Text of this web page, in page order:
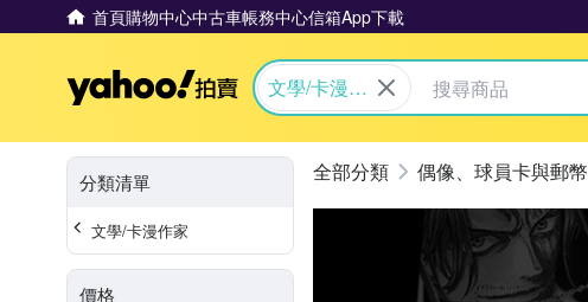
首頁購物中心中古車帳務中心信箱App下載
Yahoo拍賣
文學/卡漫作
分類清單
文學/卡漫作家
價格
偶像、球員卡與郵幣